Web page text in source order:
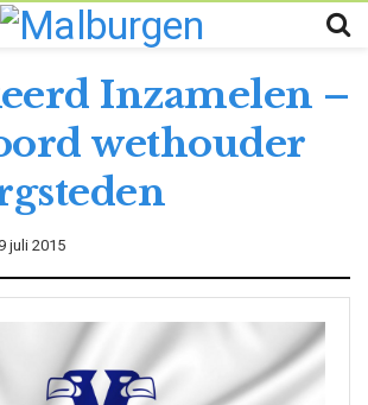
Inzamelen –
wethouder
juli 2015